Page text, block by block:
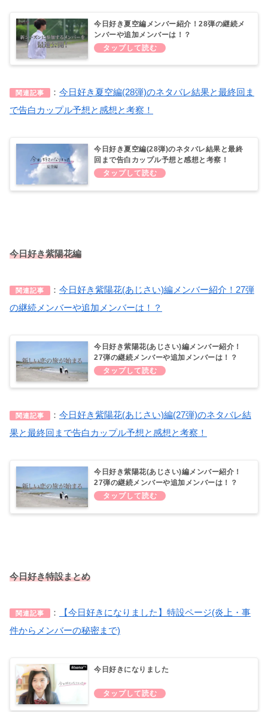
今日好き夏空編メンバー紹介！28弾の継続メ
ンバーや追加メンバーは！？
関連記事 ： 今日好き夏空編(28弾)のネタバレ結果と最終回ま
で告白カップル予想と感想と考察！
今日好き夏空編(28弾)のネタバレ結果と最終
回まで告白カップル予想と感想と考察！
今日好き紫陽花編
関連記事 ： 今日好き紫陽花(あじさい)編メンバー紹介！27弾
の継続メンバーや追加メンバーは！？
今日好き紫陽花(あじさい)編メンバー紹介！
27弾の継続メンバーや追加メンバーは！？
関連記事 ： 今日好き紫陽花(あじさい)編(27弾)のネタバレ結
果と最終回まで告白カップル予想と感想と考察！
今日好き紫陽花(あじさい)編メンバー紹介！
27弾の継続メンバーや追加メンバーは！？
今日好き特設まとめ
関連記事 ：
【今日好きになりました】特設ページ(炎上・事
件からメンバーの秘密まで)
今日好きになりました